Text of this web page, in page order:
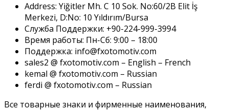
Address: Yiğitler Mh. C 10 Sok. No:60/2B Elit İş
Merkezi, D:No: 10 Yıldırım/Bursa
Служба Поддержки: +90-224-999-3994
Время работы: Пн-Сб: 9:00 – 18:00
Поддержка: info@fxotomotiv.com
sales2 @ fxotomotiv.com – English – French
kemal @ fxotomotiv.com – Russian
ferdi @ fxotomotiv.com – Russian
Все товарные знаки и фирменные наименования,